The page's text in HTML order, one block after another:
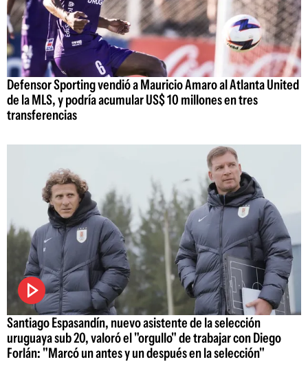
Defensor Sporting vendió a Mauricio Amaro al Atlanta United
de la MLS, y podría acumular US$ 10 millones en tres
transferencias
Santiago Espasandín, nuevo asistente de la selección
uruguaya sub 20, valoró el "orgullo" de trabajar con Diego
Forlán: "Marcó un antes y un después en la selección"